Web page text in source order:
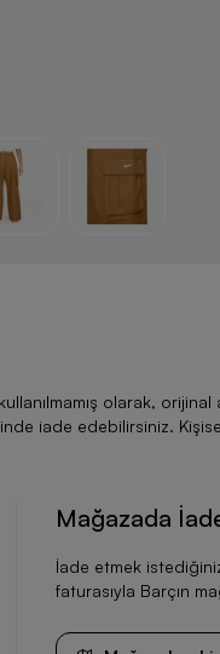
olarak,
iade edebilirsiniz.
Mağazada
İade etmek
faturasıyla Barçın